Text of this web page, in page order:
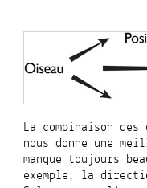
La combinaison
nous donne une
manque toujours
exemple, la